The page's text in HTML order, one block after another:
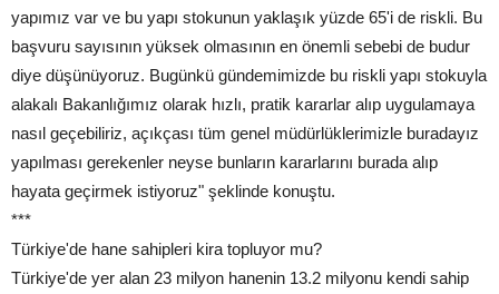
yapımız var ve bu yapı stokunun yaklaşık yüzde 65'i de riskli. Bu
başvuru sayısının yüksek olmasının en önemli sebebi de budur
diye düşünüyoruz. Bugünkü gündemimizde bu riskli yapı stokuyla
alakalı Bakanlığımız olarak hızlı, pratik kararlar alıp uygulamaya
nasıl geçebiliriz, açıkçası tüm genel müdürlüklerimizle buradayız
yapılması gerekenler neyse bunların kararlarını burada alıp
hayata geçirmek istiyoruz" şeklinde konuştu.
***
Türkiye'de hane sahipleri kira topluyor mu?
Türkiye'de yer alan 23 milyon hanenin 13.2 milyonu kendi sahip